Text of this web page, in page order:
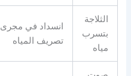
الثلاجة
بتسرب
مياه
انسداد في مجرى
تصريف المياه